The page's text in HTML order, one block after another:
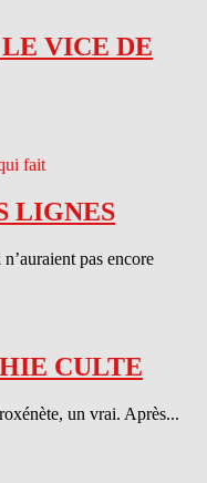
VICE DE
LIGNES
pas encore
CULTE
un vrai. Après...